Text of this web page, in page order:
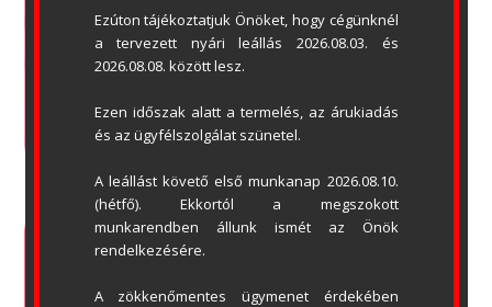
ADATVÉDELMI NYILATKOZAT
Ezúton tájékoztatjuk Önöket, hogy cégünknél
a tervezett nyári leállás 2026.08.03. és
2026.08.08. között lesz.
Ezen időszak alatt a termelés, az árukiadás
és az ügyfélszolgálat szünetel.
A leállást követő első munkanap 2026.08.10.
(hétfő). Ekkortól a megszokott
munkarendben állunk ismét az Önök
rendelkezésére.
A zökkenőmentes ügymenet érdekében